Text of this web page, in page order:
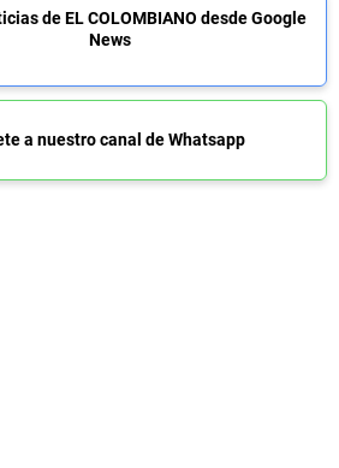
de EL COLOMBIANO desde Google
News
a nuestro canal de Whatsapp